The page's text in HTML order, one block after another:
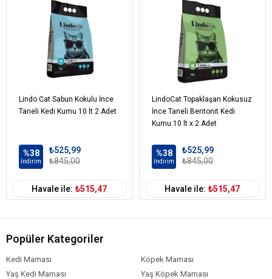
Kampanyalı Çoklu Paket
Lindo Cat Sabun Kokulu İnce
Taneli Kedi Kumu 10 lt 2 Adet
%38
İndirim
₺525,99
₺845,00
Havale ile: ₺515,47
LindoCat Topaklaşan Kokusuz
İnce Taneli Bentonit Kedi
Kumu 10 lt x 2 Adet
%38
İndirim
₺525,99
₺845,00
Havale ile: ₺515,47
Popüler Kategoriler
Kedi Maması
Köpek Maması
Yaş Kedi Maması
Yaş Köpek Maması